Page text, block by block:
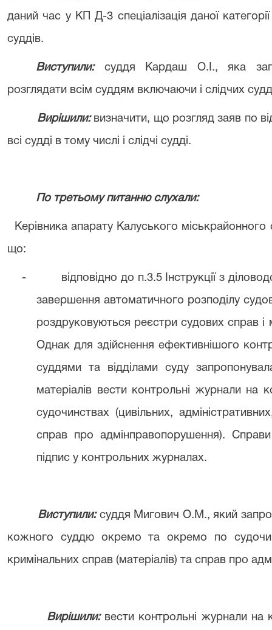
даний час у КП Д-3 спеціалізація даної
суддів.
Виступили: суддя Кардаш О.І., яка
розглядати всім суддям включаючи і слідчих
Вирішили: визначити, що розгляд заяв по
всі судді в тому числі і слідчі судді.
По третьому питанню слухали:
Керівника апарату Калуського
що:
- відповідно до п.3.5 Інструкції з
завершення автоматичного розподілу
роздруковуються реєстри судових справ
Однак для здійснення ефективнішого
суддями та відділами суду
матеріалів вести контрольні журнали
судочинствах (цивільних,
справ про адмінправопорушення).
підпис у контрольних журналах.
Виступили: суддя Мигович О.М., який
кожного суддю окремо та окремо по
кримінальних справ (матеріалів) та справ про
Вирішили:вести контрольні журнали